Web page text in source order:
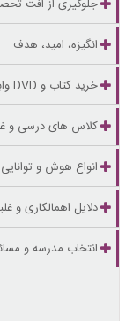
جلوگیری از افت
انگیزه، امید، هدف
خرید کتاب و DVD وابزار آموزشی
کلاس های درسی و
انواع هوش و
دلایل اهمالکاری و
انتخاب مدرسه و